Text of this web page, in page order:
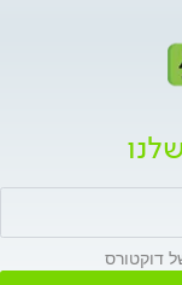
דוקטורס